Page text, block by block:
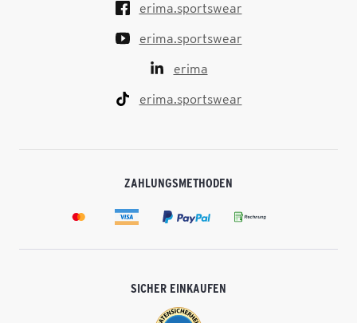
erima.sportswear
erima.sportswear
erima
erima.sportswear
ZAHLUNGSMETHODEN
SICHER EINKAUFEN